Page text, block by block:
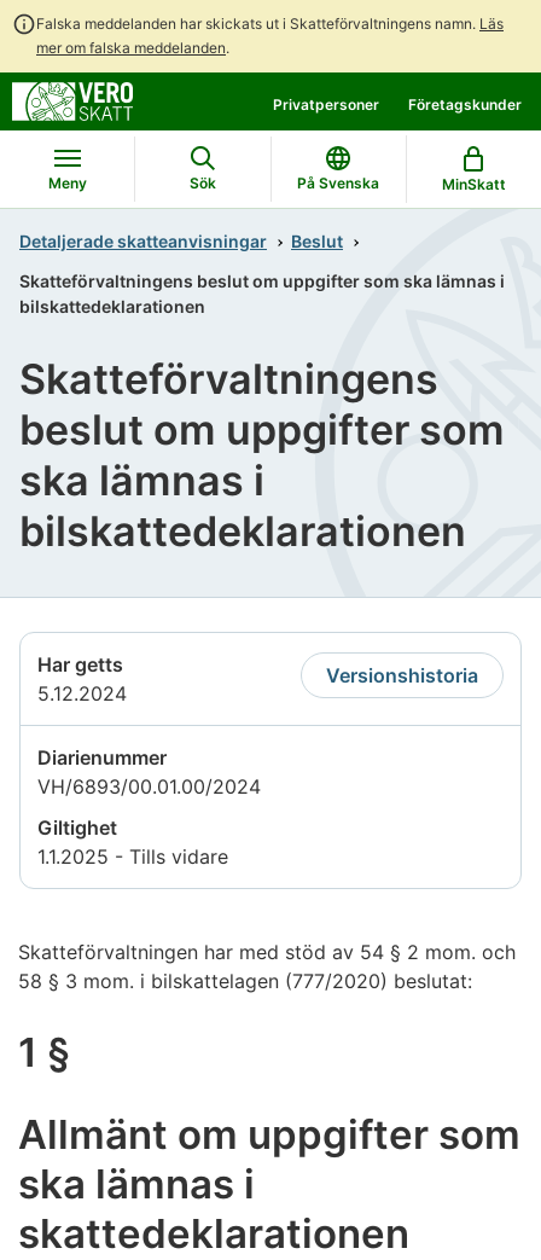
Falska meddelanden har skickats ut i Skatteförvaltningens namn. Läs
mer om falska meddelanden.
direkt
till
innehållet
till
hela
webbplatsens
sökning
Privatpersoner Företagskunder
Meny Sök På Svenska MinSkatt
Detaljerade skatteanvisningar
Beslut
Skatteförvaltningens beslut om uppgifter som ska lämnas i
bilskattedeklarationen
Skatteförvaltningens
beslut om uppgifter som
ska lämnas i
bilskattedeklarationen
Har getts
5.12.2024
Versionshistoria
Diarienummer
VH/6893/00.01.00/2024
Giltighet
1.1.2025 - Tills vidare
Skatteförvaltningen har med stöd av 54 § 2 mom. och
58 § 3 mom. i bilskattelagen (777/2020) beslutat:
1 §
Allmänt om uppgifter som
ska lämnas i
skattedeklarationen